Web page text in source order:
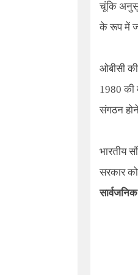
चूंकि
के रूप में
ओबीसी की
1980 की
संगठन
भारतीय
सरकार